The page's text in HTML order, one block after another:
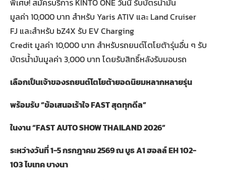
พิเศษ! สมัครบริการ KINTO ONE วันนี้ รับบัตรน้ำมัน
มูลค่า 10,000 บาท สำหรับ Yaris ATIV และ Land Cruiser
FJ และสำหรับ bZ4X รับ EV Charging
Credit มูลค่า 10,000 บาท สำหรับรถยนต์โตโยต้ารุ่นอื่น ๆ รับ
บัตรน้ำมันมูลค่า 3,000 บาท โดยรับสิทธิ์หลังรับมอบรถ
เลือกเป็นเจ้าของรถยนต์โตโยต้ายอดนิยมหลากหลายรุ่น
พร้อมรับ“ข้อเสนอเร้าใจFASTสุดทุกดีล”
ในงาน“FAST AUTO SHOW THAILAND 2026”
ระหว่างวันที่1-5กรกฎาคม2569ณ บูธA1ฮอลล์EH 102-
103ไบเทค บางนา